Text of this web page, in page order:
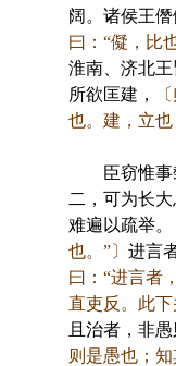
阔。诸侯王僭
曰：“儗，比
淮南、济北
所欲匡建，
也。建，立也
臣窃惟事
二，可为长
难遍以疏举。
也。”〕 进言
曰：“进言者
直吏反。此下
且治者，非愚
则是愚也；